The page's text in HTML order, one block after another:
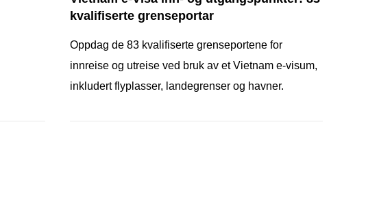
kvalifiserte grenseportar
Oppdag de 83 kvalifiserte grenseportene for
innreise og utreise ved bruk av et Vietnam e-visum,
inkludert flyplasser, landegrenser og havner.